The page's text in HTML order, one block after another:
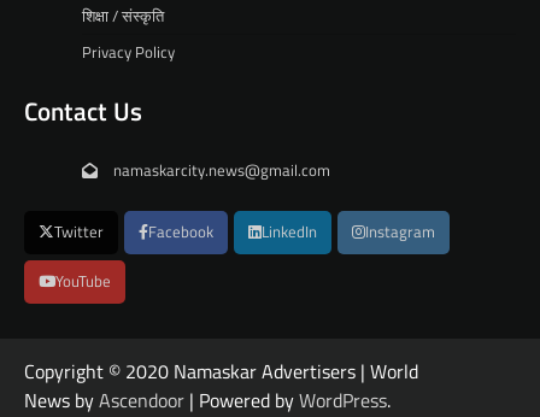
शिक्षा / संस्कृति
Privacy Policy
Contact Us
namaskarcity.news@gmail.com
Twitter Facebook LinkedIn Instagram
YouTube
Copyright © 2020 Namaskar Advertisers | World
News byAscendoor | Powered byWordPress.